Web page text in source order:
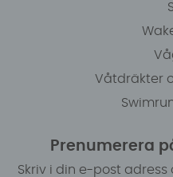
Våtdräkter
Prenumerera
Skriv i din e-post